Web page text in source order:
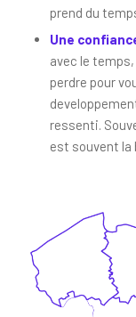
prend du
Une
avec le
perdre pour
ressenti.
est souvent la